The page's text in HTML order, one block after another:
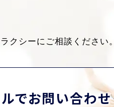
クシーにご相談ください。
でお問い合わせ